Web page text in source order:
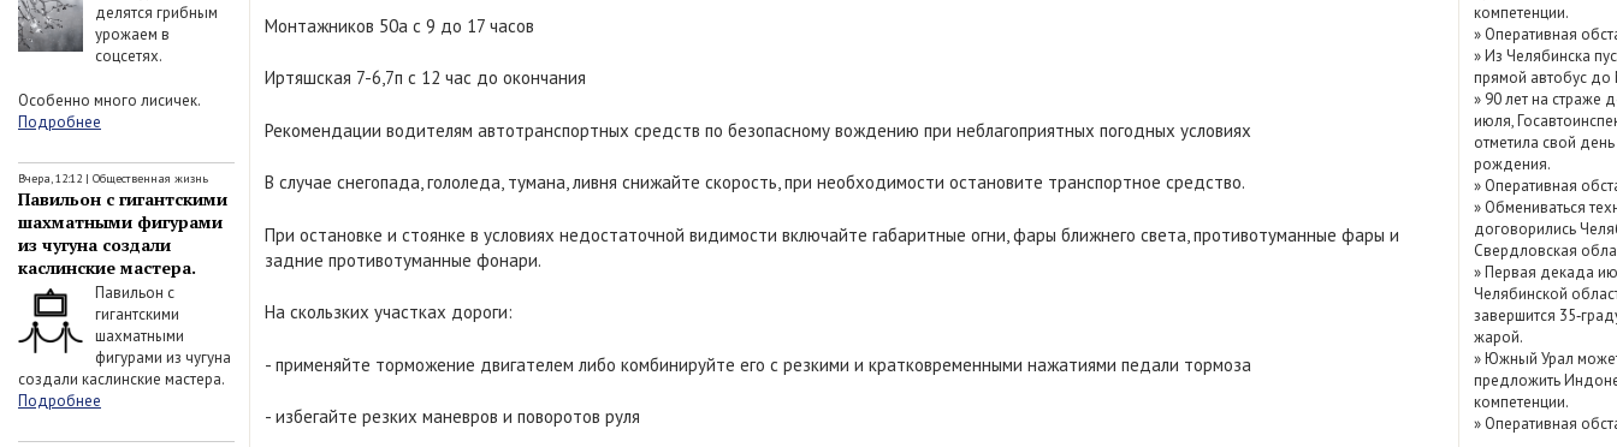
делятся грибным
урожаем в
соцсетях.
Особенно много лисичек.
Подробнее
Вчера, 12:12 | Общественная жизнь
Павильон с гигантскими
шахматными фигурами
из чугуна создали
каслинские мастера.
Павильон с
гигантскими
шахматными
фигурами из чугуна
создали каслинские мастера.
Подробнее
Монтажников 50а с 9 до 17 часов
Иртяшская 7-6,7п с 12 час до окончания
Рекомендации водителям автотранспортных средств по безопасному вождению при неблагоприятных погодных условиях
В случае снегопада, гололеда, тумана, ливня снижайте скорость, при необходимости остановите транспортное средство.
При остановке и стоянке в условиях недостаточной видимости включайте габаритные огни, фары ближнего света, противотуманные фары и
задние противотуманные фонари.
На скользких участках дороги:
- применяйте торможение двигателем либо комбинируйте его с резкими и кратковременными нажатиями педали тормоза
- избегайте резких маневров и поворотов руля
компетенции.
» Оперативная
»Из Челябинска
прямой автобус
» 90 лет на страже
июля,
отметила свой день
рождения.
» Оперативная
» Обмениваться
договорились
Свердловская
»Первая декада
Челябинской
завершится
жарой.
»Южный Урал
предложить
компетенции.
» Оперативная